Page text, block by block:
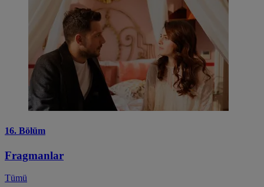
16. Bölüm
Fragmanlar
Tümü